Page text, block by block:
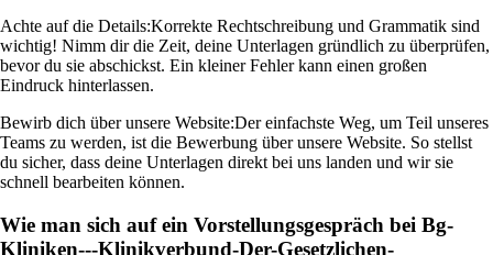
Achte auf die Details:Korrekte Rechtschreibung und Grammatik sind
wichtig! Nimm dir die Zeit, deine Unterlagen gründlich zu überprüfen,
bevor du sie abschickst. Ein kleiner Fehler kann einen großen
Eindruck hinterlassen.
Bewirb dich über unsere Website:Der einfachste Weg, um Teil unseres
Teams zu werden, ist die Bewerbung über unsere Website. So stellst
du sicher, dass deine Unterlagen direkt bei uns landen und wir sie
schnell bearbeiten können.
Wie man sich auf ein Vorstellungsgespräch bei Bg-
Kliniken---Klinikverbund-Der-Gesetzlichen-